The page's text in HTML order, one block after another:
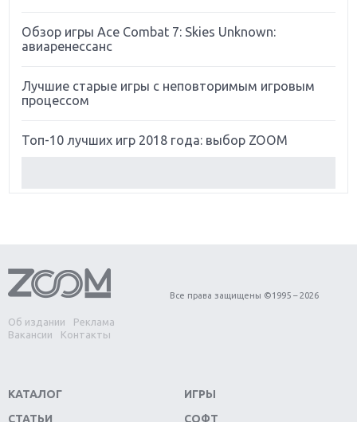
Обзор игры Ace Combat 7: Skies Unknown:
авиаренессанс
Лучшие старые игры с неповторимым игровым
процессом
Топ-10 лучших игр 2018 года: выбор ZOOM
Обзор игры Forza Horizon 4: вершина эволюции
Две важных новинки для консолей: Spider-Man и
Divinity Original Sin 2
Switch
Об издании
Реклама
Вакансии
Контакты
Все права защищены ©1995 – 2026
КАТАЛОГ
СТАТЬИ
ИГРЫ
СОФТ